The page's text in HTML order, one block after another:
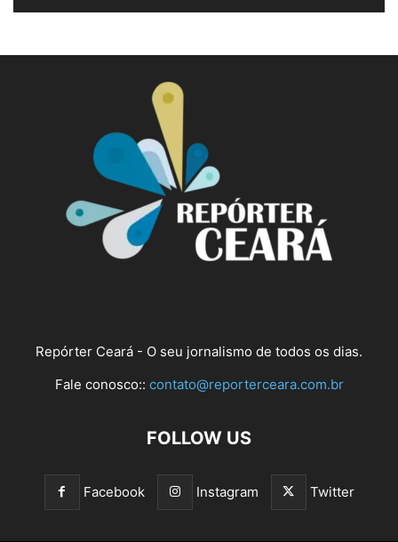
Repórter Ceará - O seu jornalismo de todos os dias.
Fale conosco:: contato@reporterceara.com.br
FOLLOW US
Facebook Instagram Twitter